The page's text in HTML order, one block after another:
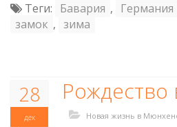
Теги: Бавария , Германия
замок , зима
28
дек Новая жизнь в